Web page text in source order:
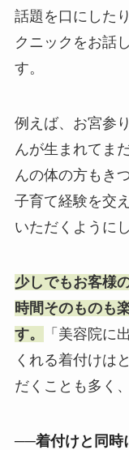
話題を口にした
クニックをお話
す。
例えば、お宮参
んが生まれてま
んの体の方もき
子育て経験を交
いただくように
少しでもお客様
時間そのものも
す。
「美容院に
くれる着付けは
だくことも多く
──着付けと同時